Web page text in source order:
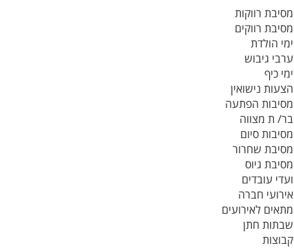
מסיבת רווקות
מסיבת רווקים
ימי הולדת
ערבי גיבוש
ימי כיף
הצעות נישואין
מסיבות הפתעה
בר/ ת מצווה
מסיבות סיום
מסיבת שחרור
מסיבת גיוס
ועדי עובדים
אירועי חברה
מתאים לאירועים
שבתות חתן
קבוצות